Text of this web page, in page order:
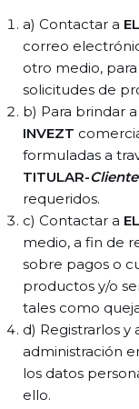
a) Contactar a
correo
otro medio,
solicitudes de
b) Para brindar a
INVEZT
formuladas a
TITULAR-Cliente
requeridos.
c) Contactar a
medio, a fin de
sobre pagos o
productos y/o
tales como
d) Registrarlos y
administración
los datos
ello.